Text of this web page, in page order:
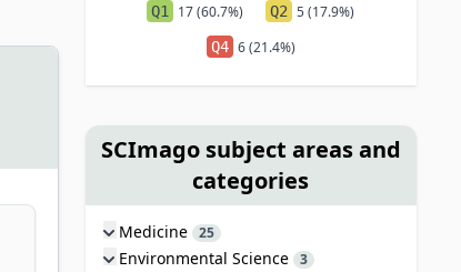
Q1 17 (60.7%) Q2 5 (17.9%)
Q4 6 (21.4%)
SCImago subject areas and
categories
Medicine 25
Environmental Science 3